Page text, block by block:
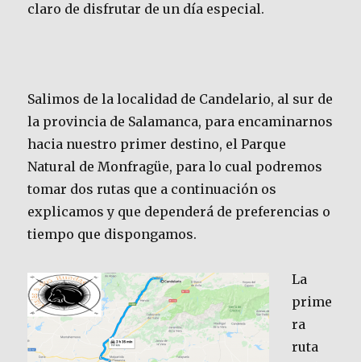
claro de disfrutar de un día especial.
Salimos de la localidad de Candelario, al sur de
la provincia de Salamanca, para encaminarnos
hacia nuestro primer destino, el Parque
Natural de Monfragüe, para lo cual podremos
tomar dos rutas que a continuación os
explicamos y que dependerá de preferencias o
tiempo que dispongamos.
La
prime
ra
ruta